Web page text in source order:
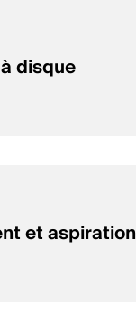
disque
et aspiration